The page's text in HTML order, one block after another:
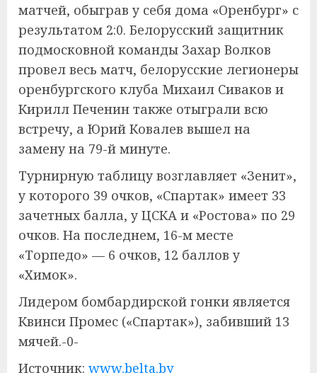
матчей, обыграв у себя дома «Оренбург» с
результатом 2:0. Белорусский защитник
подмосковной команды Захар Волков
провел весь матч, белорусские легионеры
оренбургского клуба Михаил Сиваков и
Кирилл Печенин также отыграли всю
встречу, а Юрий Ковалев вышел на
замену на 79-й минуте.
Турнирную таблицу возглавляет «Зенит»,
у которого 39 очков, «Спартак» имеет 33
зачетных балла, у ЦСКА и «Ростова» по 29
очков. На последнем, 16-м месте
«Торпедо» — 6 очков, 12 баллов у
«Химок».
Лидером бомбардирской гонки является
Квинси Промес («Спартак»), забивший 13
мячей.-0-
Источник: www.belta.by